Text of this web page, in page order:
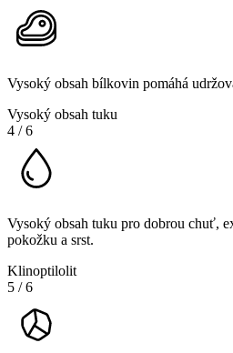
Vysoký obsah bílkovin pomáhá
Vysoký obsah tuku
4 /6
Vysoký obsah tuku pro dobrou chuť,
pokožku a srst.
Klinoptilolit
5 /6